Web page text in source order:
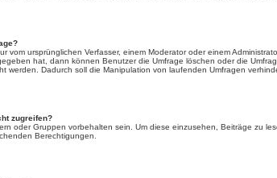
vom ursprünglichen Verfasser, einem Moderator oder einem
hat, dann können Benutzer die Umfrage löschen oder die
werden. Dadurch soll die Manipulation von laufenden Umfragen
zugreifen?
oder Gruppen vorbehalten sein. Um diese einzusehen, Beiträge zu
Berechtigungen.